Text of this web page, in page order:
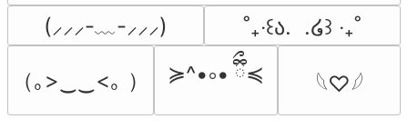
(⸝⸝⸝-﹏-⸝⸝⸝)
˚₊‧꒰ა.  .໒꒱ ‧₊˚
（｡>‿‿<｡ ） ≽^•༚• ྀིྀ≼ 𓆩♡𓆪